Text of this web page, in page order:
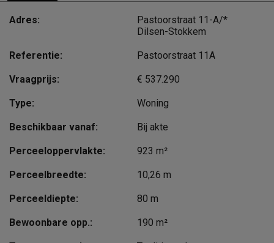
Adres:
Pastoorstraat 11-A/*
Dilsen-Stokkem
Referentie: Pastoorstraat 11A
Vraagprijs: € 537.290
Type: Woning
Beschikbaar vanaf: Bij akte
Perceeloppervlakte: 923 m²
Perceelbreedte: 10,26 m
Perceeldiepte: 80 m
Bewoonbare opp.: 190 m²